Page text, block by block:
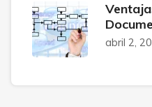
abril 2,